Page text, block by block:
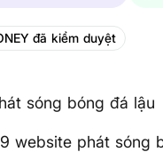
đã kiểm duyệt
sóng bóng đá lậu
website phát